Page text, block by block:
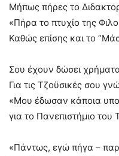
Μήπως πήρες το
«Πήρα το πτυχίο της
Καθώς επίσης και το
Σου έχουν δώσει
Για τις Τζοϋσικές σου
«Μου έδωσαν κάποια
για το Πανεπιστήμιο του
«Πάντως, εγώ πήγα –